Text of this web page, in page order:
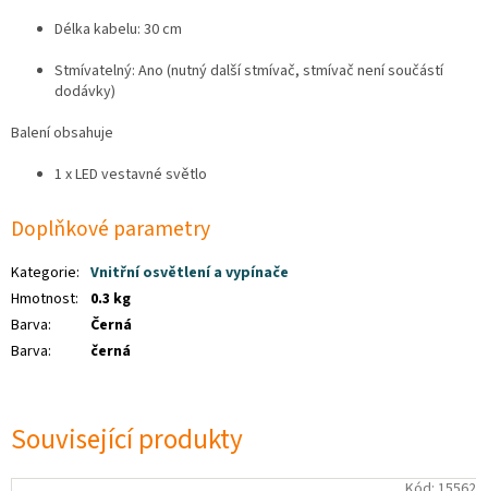
Související produkty
Délka kabelu: 30 cm
Stmívatelný: Ano (nutný další stmívač, stmívač není součástí
dodávky)
Balení obsahuje
1 x LED vestavné světlo
Doplňkové parametry
Kategorie: Vnitřní osvětlení a vypínače
Hmotnost:
0.3 kg
Barva:
Černá
Barva: černá